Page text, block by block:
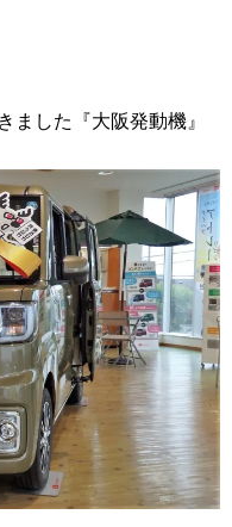
ました『大阪発動機』